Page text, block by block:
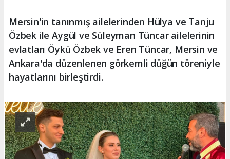
Mersin'in tanınmış ailelerinden Hülya ve Tanju
Özbek ile Aygül ve Süleyman Tüncar ailelerinin
evlatları Öykü Özbek ve Eren Tüncar, Mersin ve
Ankara'da düzenlenen görkemli düğün töreniyle
hayatlarını birleştirdi.